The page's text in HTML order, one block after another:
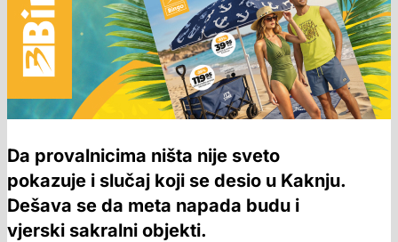
Da provalnicima ništa nije sveto
pokazuje i slučaj koji se desio u Kaknju.
Dešava se da meta napada budu i
vjerski sakralni objekti.